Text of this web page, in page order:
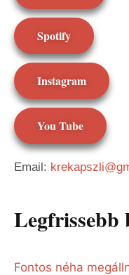
Spotify
Instagram
You Tube
Email:
Legfrissebb
Fontos néha